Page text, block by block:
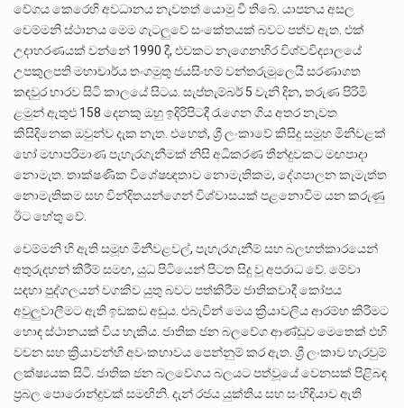
වේගය කෙරෙහි අවධානය නැවතත් යොමු වී තිබේ. යාපනය අසල
චෙම්මනි ස්ථානය මෙම ගැටලුවේ සංකේතයක් බවට පත්ව ඇත. එක්
උදාහරණයක් වන්නේ 1990 දී, එවකට නැගෙනහිර විශ්වවිද්‍යාලයේ
උපකුලපති මහාචාර්ය තංගමුතු ජයසිංහම් වන්තරුමූලෙයි සරණාගත
කඳවුර භාරව සිටි කාලයේ සිටය. සැප්තැම්බර් 5 වැනි දින, තරුණ පිරිමි
ළමුන් ඇතුළු 158 දෙනකු ඔහු ඉදිරිපිටදී රැගෙන ගිය අතර නැවත
කිසිදිනෙක ඔවුන්ව දැක නැත. එහෙත්, ශ්‍රී ලංකාවේ කිසිදු සමූහ මිනීවළක්
හෝ මහාපරිමාණ පැහැරගැනීමක් නිසි අධිකරණ තීන්දුවකට මඟපාදා
නොමැත. තාක්ෂණික විශේෂඥතාව නොමැතිකම, දේශපාලන කැමැත්ත
නොමැතිකම සහ වින්දිතයන්ගෙන් විශ්වාසයක් පළනොවිම යන කරුණු
ඊට හේතු වේ.
චෙම්මනි හි ඇති සමූහ මිනීවළවල්, පැහැරගැනීම් සහ බලහත්කාරයෙන්
අතුරුදහන් කිරීම් සමඟ, යුධ පිටියෙන් පිටත සිදු වූ අපරාධ වේ. මේවා
සඳහා පුද්ගලයන් වගකිව යුතු බවට පත්කිරීම ජාතිකවාදී කෝපය
අවුලුවාලීමට ඇති ඉඩකඩ අඩුය. එබැවින් මෙය ක්‍රියාවලිය ආරම්භ කිරීමට
හොඳ ස්ථානයක් විය හැකිය. ජාතික ජන බලවේග ආණ්ඩුව මෙතෙක් එහි
වචන සහ ක්‍රියාවන්හි අවංකභාවය පෙන්නුම් කර ඇත. ශ්‍රී ලංකාව හැරවුම්
ලක්ෂ්‍යයක සිටී. ජාතික ජන බලවේගය බලයට පත්වූයේ වෙනසක් පිළිබඳ
ප්‍රබල පොරොන්දුවක් සමඟිනි. දැන් රජය යුක්තිය සහ සංහිඳියාව ඇති